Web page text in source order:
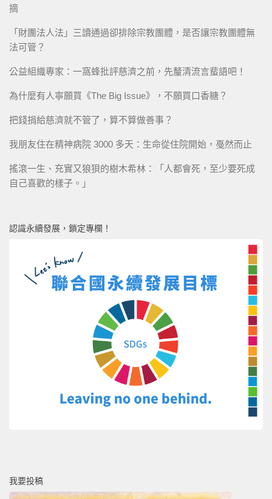
摘
「財團法人法」三讀通過卻排除宗教團體，是否讓宗教團體無
法可管？
公益組織專家：一窩蜂批評慈濟之前，先釐清流言蜚語吧！
為什麼有人寧願買《The Big Issue》，不願買口香糖？
把錢捐給慈濟就不管了，算不算做善事？
我朋友住在精神病院 3000 多天：生命從住院開始，戞然而止
搖滾一生、充實又狼狽的樹木希林：「人都會死，至少要死成
自己喜歡的樣子。」
認識永續發展，鎖定專欄！
我要投稿